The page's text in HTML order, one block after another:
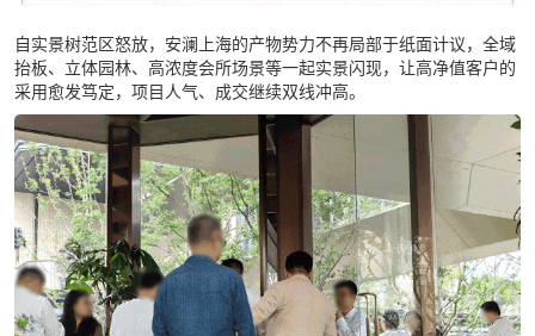
自实景树范区怒放，安澜上海的产物势力不再局部于纸面计议，全域
抬板、立体园林、高浓度会所场景等一起实景闪现，让高净值客户的
采用愈发笃定，项目人气、成交继续双线冲高。